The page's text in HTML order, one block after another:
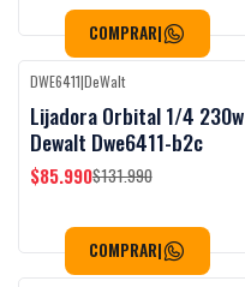
COMPRAR|
-35%OFF
DWE6411|DeWalt
Lijadora Orbital 1/4 230w
Dewalt Dwe6411-b2c
$85.990$131.990
COMPRAR|